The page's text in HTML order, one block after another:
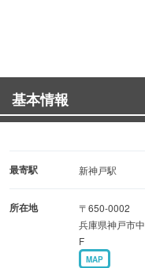
◆朝食 和朝食・朝粥朝
◆昼食 御膳3,600円（
お昼は御膳料理・ミニ
種ご用意してます。昼
しゃぶコース・ステー
風情ある落ち着いた個
等、あらゆるシーン
基本情報
最寄駅 新神戸駅
所在地
〒650-0002
兵庫県神戸市
F
MAP